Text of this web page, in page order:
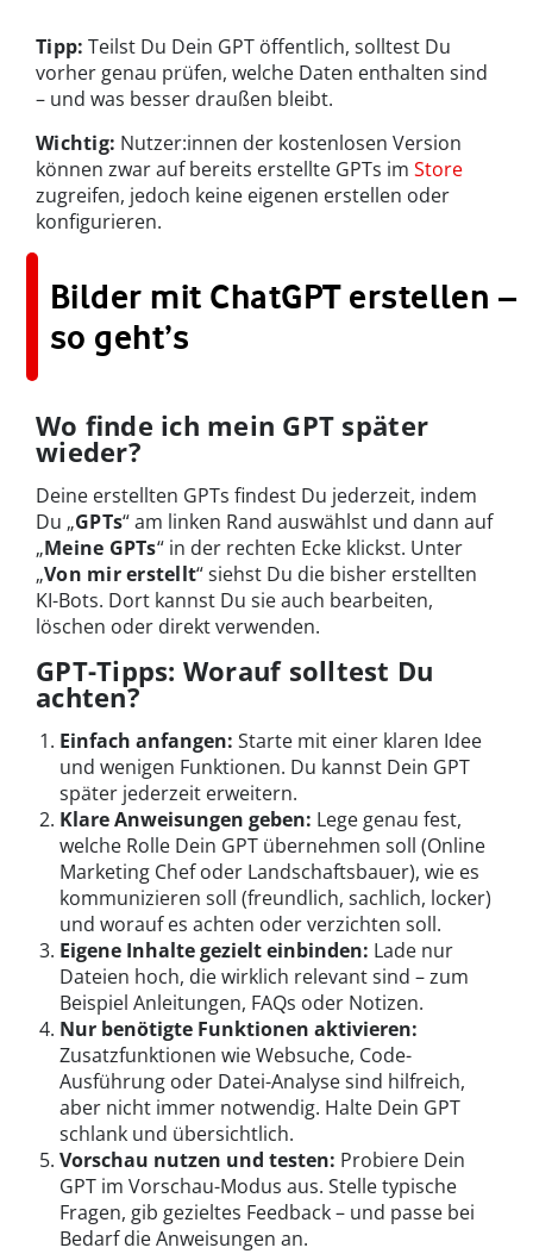
Tipp: Teilst Du Dein GPT öffentlich, solltest Du
vorher genau prüfen, welche Daten enthalten sind
– und was besser draußen bleibt.
Wichtig: Nutzer:innen der kostenlosen Version
können zwar auf bereits erstellte GPTs im Store
zugreifen, jedoch keine eigenen erstellen oder
konfigurieren.
Bilder mit ChatGPT erstellen –
so geht’s
Wo finde ich mein GPT später
wieder?
Deine erstellten GPTs findest Du jederzeit, indem
Du „GPTs“ am linken Rand auswählst und dann auf
„Meine GPTs“ in der rechten Ecke klickst. Unter
„Von mir erstellt“ siehst Du die bisher erstellten
KI-Bots. Dort kannst Du sie auch bearbeiten,
löschen oder direkt verwenden.
GPT-Tipps: Worauf solltest Du
achten?
Einfach anfangen: Starte mit einer klaren Idee
und wenigen Funktionen. Du kannst Dein GPT
später jederzeit erweitern.
Klare Anweisungen geben: Lege genau fest,
welche Rolle Dein GPT übernehmen soll (Online
Marketing Chef oder Landschaftsbauer), wie es
kommunizieren soll (freundlich, sachlich, locker)
und worauf es achten oder verzichten soll.
Eigene Inhalte gezielt einbinden: Lade nur
Dateien hoch, die wirklich relevant sind – zum
Beispiel Anleitungen, FAQs oder Notizen.
Nur benötigte Funktionen aktivieren:
Zusatzfunktionen wie Websuche, Code-
Ausführung oder Datei-Analyse sind hilfreich,
aber nicht immer notwendig. Halte Dein GPT
schlank und übersichtlich.
Vorschau nutzen und testen: Probiere Dein
GPT im Vorschau-Modus aus. Stelle typische
Fragen, gib gezieltes Feedback – und passe bei
Bedarf die Anweisungen an.